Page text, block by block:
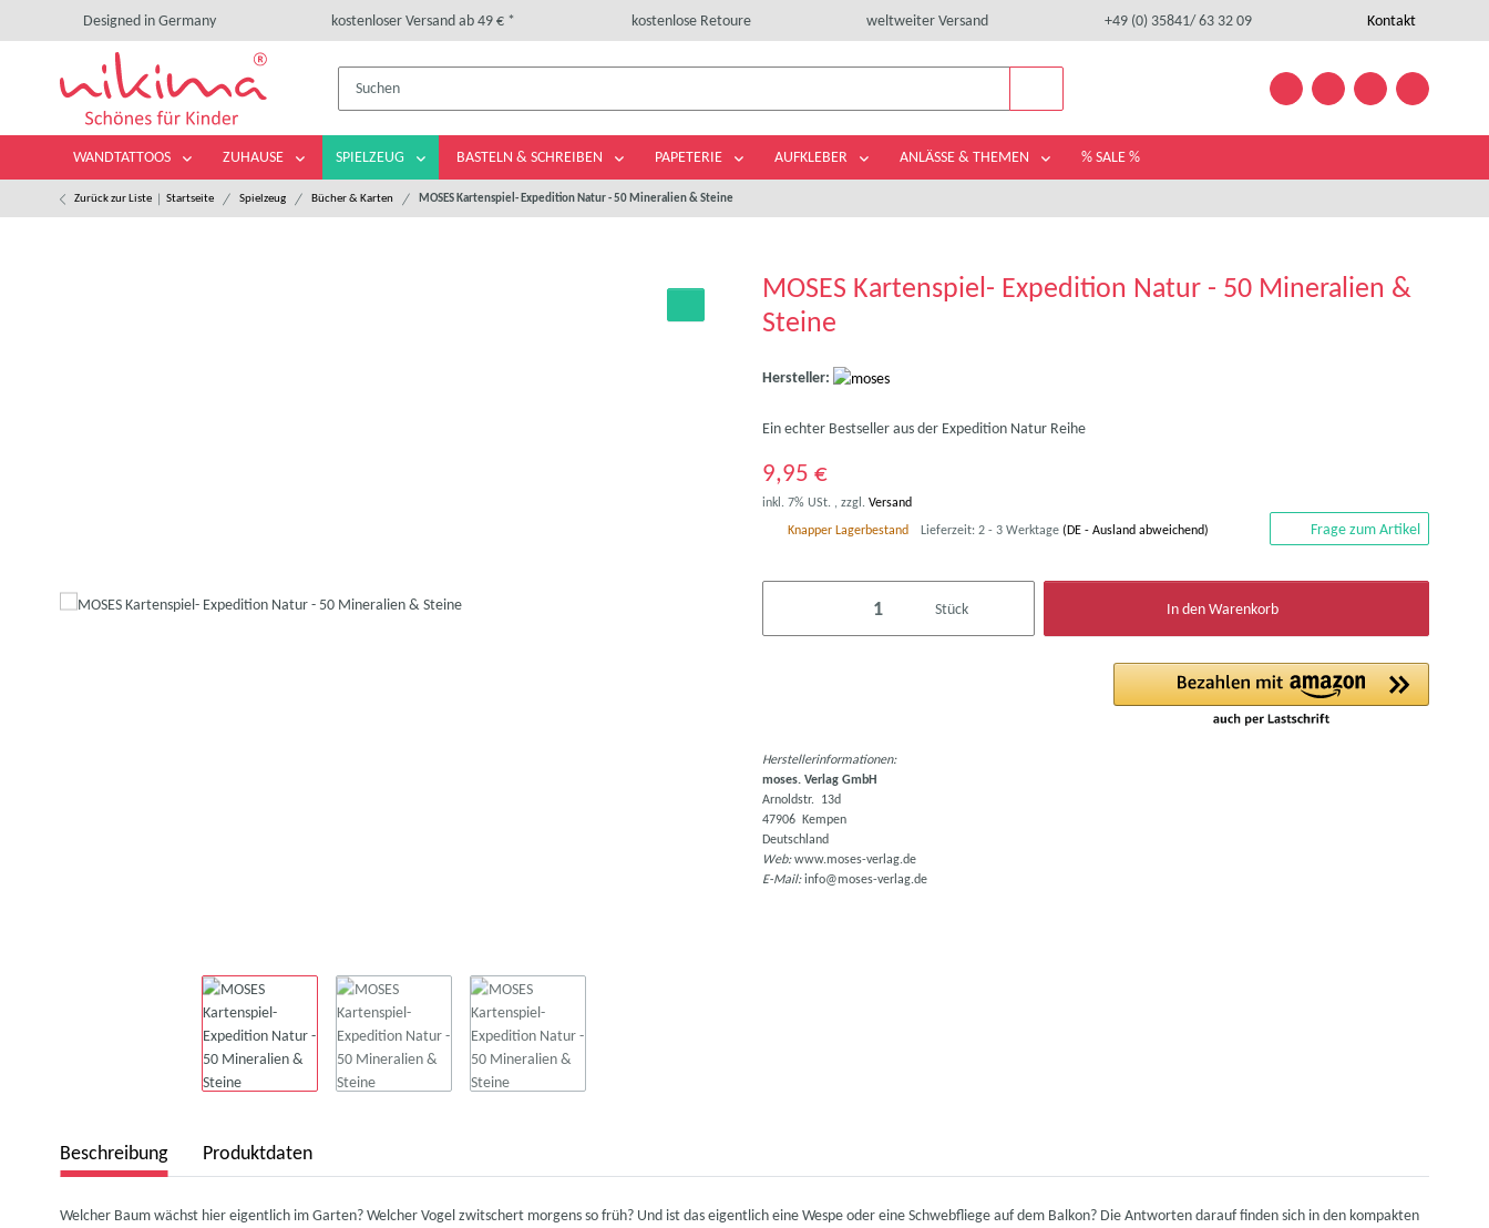
Designed in Germany kostenloser Versand ab 49 € * kostenlose Retoure weltweiter Versand +49 (0) 35841/ 63 32 09 Kontakt
WANDTATTOOS ZUHAUSE SPIELZEUG BASTELN & SCHREIBEN PAPETERIE AUFKLEBER ANLÄSSE & THEMEN % SALE %
Zurück zur Liste Startseite Spielzeug Bücher & Karten MOSES Kartenspiel- Expedition Natur - 50 Mineralien & Steine
MOSES Kartenspiel- Expedition Natur - 50 Mineralien &
Steine
Hersteller:
Ein echter Bestseller aus der Expedition Natur Reihe
9,95 €
inkl. 7% USt. , zzgl. Versand
Knapper Lagerbestand
Lieferzeit: 2 - 3 Werktage (DE - Ausland abweichend) Frage zum Artikel
Stück In den Warenkorb
Herstellerinformationen:
moses. Verlag GmbH
Arnoldstr. 13d
47906 Kempen
Deutschland
Web:www.moses-verlag.de
E-Mail:info@moses-verlag.de
Beschreibung Produktdaten
Welcher Baum wächst hier eigentlich im Garten? Welcher Vogel zwitschert morgens so früh? Und ist das eigentlich eine Wespe oder eine Schwebfliege auf dem Balkon? Die Antworten darauf finden sich in den kompakten